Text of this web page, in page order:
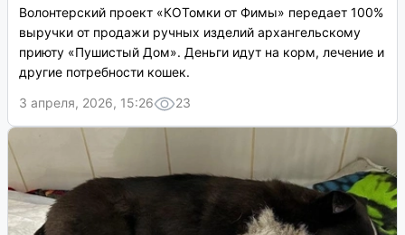
Волонтерский проект «КОТомки от Фимы» передает 100%
выручки от продажи ручных изделий архангельскому
приюту «Пушистый Дом». Деньги идут на корм, лечение и
другие потребности кошек.
3 апреля, 2026, 15:26
23